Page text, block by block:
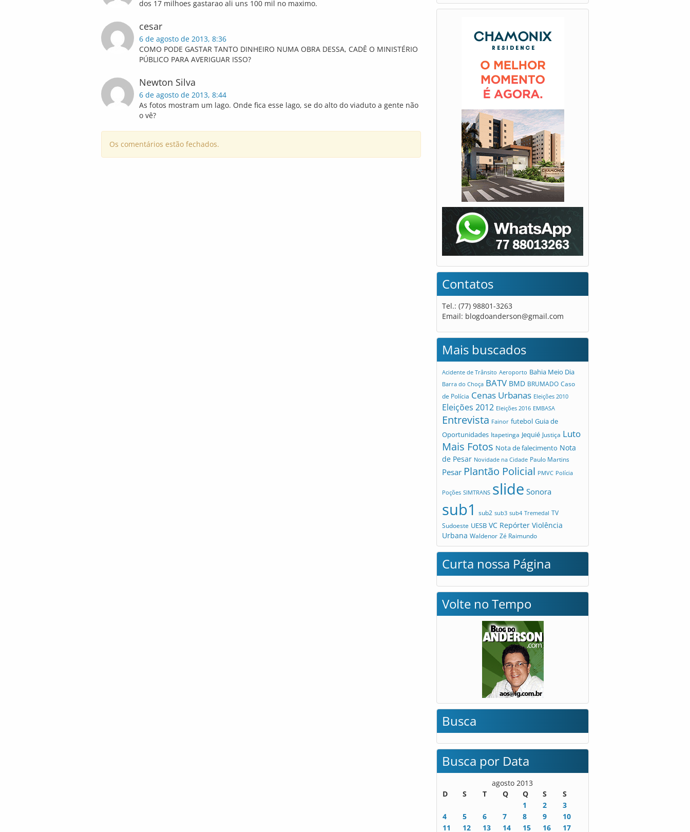
dos 17 milhoes gastarao ali uns 100 mil no maximo.
cesar
6 de agosto de 2013, 8:36
COMO PODE GASTAR TANTO DINHEIRO NUMA OBRA DESSA, CADÊ O MINISTÉRIO
PÚBLICO PARA AVERIGUAR ISSO?
Newton Silva
6 de agosto de 2013, 8:44
As fotos mostram um lago. Onde fica esse lago, se do alto do viaduto a gente não
o vê?
Os comentários estão fechados.
Contatos
Tel.: (77) 98801-3263
Email: blogdoanderson@gmail.com
Mais buscados
Acidente de Trânsito Aeroporto Bahia Meio Dia
Barra do Choça BATV BMD BRUMADO Caso
de Polícia Cenas Urbanas Eleições 2010
Eleições 2012 Eleições 2016 EMBASA
Entrevista Fainor futebol Guia de
Oportunidades Itapetinga Jequié Justiça Luto
Mais Fotos Nota de falecimento Nota
de Pesar Novidade na Cidade Paulo Martins
Pesar Plantão Policial PMVC Polícia
Poções SIMTRANS slide Sonora
sub1 sub2 sub3 sub4 Tremedal TV
Sudoeste UESB VC Repórter Violência
Urbana Waldenor Zé Raimundo
Curta nossa Página
Volte no Tempo
Busca
Busca por Data
agosto 2013
D
S T Q Q S
S
1
2
3
4
5 6 7 8 9
10
11
12 13 14 15 16 17